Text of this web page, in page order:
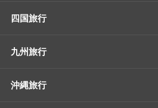
四国旅行
九州旅行
沖縄旅行